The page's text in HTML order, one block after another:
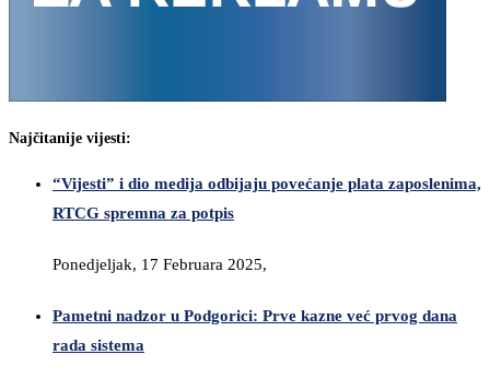
Najčitanije vijesti:
“Vijesti” i dio medija odbijaju povećanje plata zaposlenima,
RTCG spremna za potpis
Ponedjeljak, 17 Februara 2025,
Pametni nadzor u Podgorici: Prve kazne već prvog dana
rada sistema